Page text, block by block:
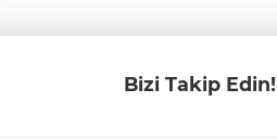
Bizi Takip Edin!